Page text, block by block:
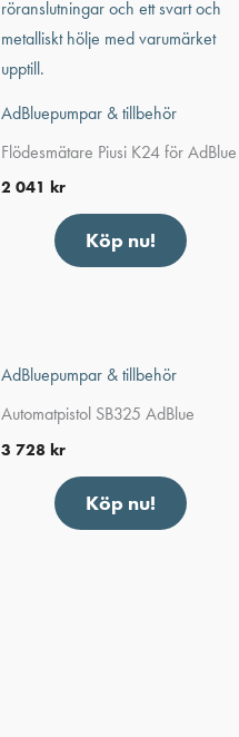
AdBluepumpar & tillbehör
Flödesmätare Piusi K24 för AdBlue
2 041 kr
Köp nu!
AdBluepumpar & tillbehör
Automatpistol SB325 AdBlue
3 728 kr
Köp nu!